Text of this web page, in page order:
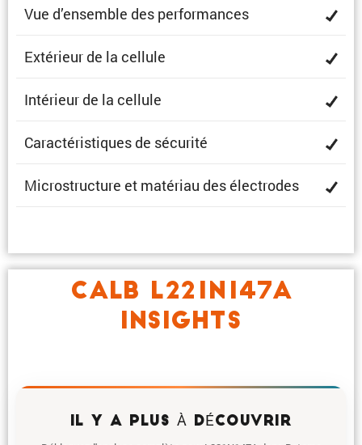
Vue d’ensemble des performances
Extérieur de la cellule
Intérieur de la cellule
Carac­té­ris­tiques de sécurité
Micro­struc­ture et matériau des électrodes
CALB L221N147A
INSIGHTS
IL Y A PLUS À DÉCOUVRIR